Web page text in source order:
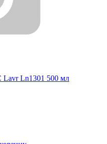
Lavr Ln1301 500 мл